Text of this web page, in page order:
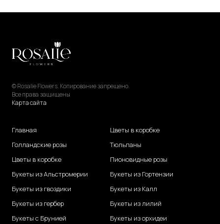
© Rosalie Flowers. Копирование запрещено.
Все права защищены
Карта сайта
Главная
Голландские розы
Цветы в коробке
Букеты из Альстромерии
Букеты из гвоздики
Букеты из гербер
Букеты с Брунией
Цветы в коробке
Тюльпаны
Пионовидные розы
Букеты из Гортензии
Букеты из Калл
Букеты из лилий
Букеты из орхидеи